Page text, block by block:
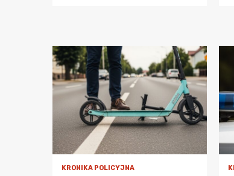
KRONIKA POLICYJNA